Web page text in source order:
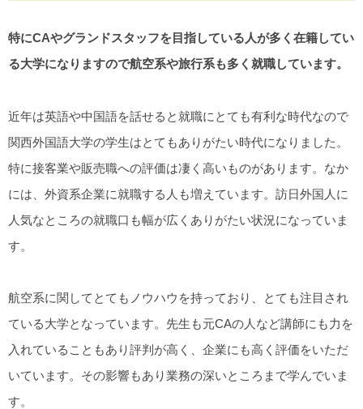
特にCAやグランドスタッフを目指している人が多く在籍してい
る大学になりますので航空系や旅行系も多く就職しています。
近年は英語や中国語を話せると就職にとても有利な時代なので
関西外国語大学の学生はとてもありがたい時代になりました。
特に接客業や販売職への評価は凄く高いものがあります。なか
には、外資系企業に就職する人も増えています。訪日外国人に
人気なところの就職口も幅が広くありがたい状況になっていま
す。
航空系に関してとてもノウハウを持っており、とても注目され
ている大学となっています。先生も元CAの人など講師にも力を
入れていることもあり評判が高く、企業にも高く評価をいただ
いています。その影響もあり業務の深いところまで学んでいま
す。